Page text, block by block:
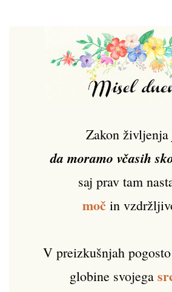
Zakon življenja
da moramo včasih
saj prav tam
močin
V preizkušnjah
globine svojega